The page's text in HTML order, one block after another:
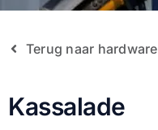
Terug naar hardware
Kassalade